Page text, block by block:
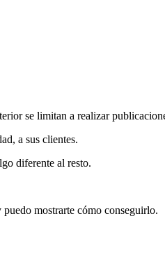
se limitan a realizar
a sus clientes.
diferente al resto.
puedo mostrarte cómo conseguirlo.